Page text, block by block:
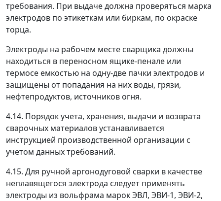
требования. При выдаче должна проверяться марка
электродов по этикеткам или биркам, по окраске
торца.
Электроды на рабочем месте сварщика должны
находиться в переносном ящике-пенале или
термосе емкостью на одну-две пачки электродов и
защищены от попадания на них воды, грязи,
нефтепродуктов, источников огня.
4.14. Порядок учета, хранения, выдачи и возврата
сварочных материалов устанавливается
инструкцией производственной организации с
учетом данных требований.
4.15. Для ручной аргонодуговой сварки в качестве
неплавящегося электрода следует применять
электроды из вольфрама марок ЭВЛ, ЭВИ-1, ЭВИ-2,